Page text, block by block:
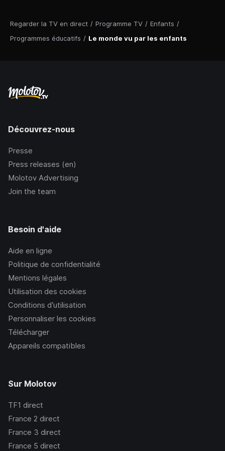
Regarder la TV en direct / Programme TV / Enfants /
Programmes éducatifs / Le monde vu par les enfants
Découvrez-nous
Presse
Press releases (en)
Molotov Advertising
Join the team
Besoin d'aide
Aide en ligne
Politique de confidentialité
Mentions légales
Utilisation des cookies
Conditions d’utilisation
Personnaliser les cookies
Télécharger
Appareils compatibles
Sur Molotov
TF1 direct
France 2 direct
France 3 direct
France 5 direct